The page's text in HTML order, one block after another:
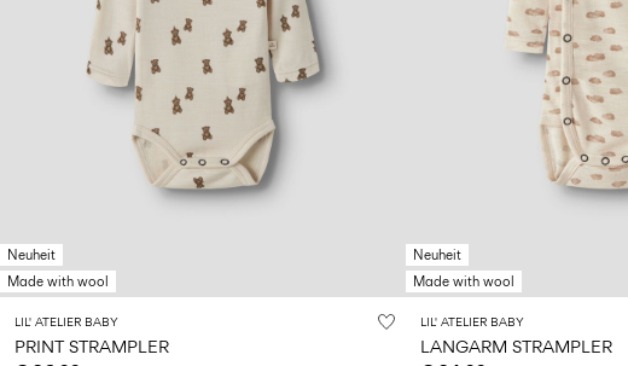
Neuheit
Made with wool
LIL' ATELIER BABY
PRINT STRAMPLER
Neuheit
Made with wool
LIL' ATELIER BABY
LANGARM STRAMPLER